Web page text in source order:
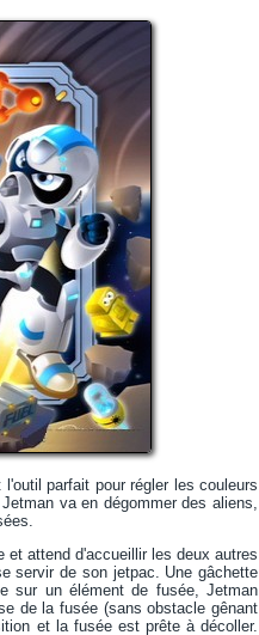
parfait pour régler les couleurs
va en dégommer des aliens,
et attend d'accueillir les deux autres
servir de son jetpac. Une gâchette
sur un élément de fusée, Jetman
de la fusée (sans obstacle gênant
et la fusée est prête à décoller.